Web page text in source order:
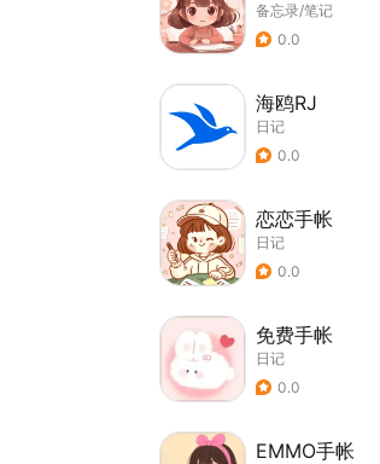
备忘录/笔记
0.0
海鸥RJ
日记
0.0
恋恋手帐
日记
0.0
免费手帐
日记
0.0
EMMO手帐